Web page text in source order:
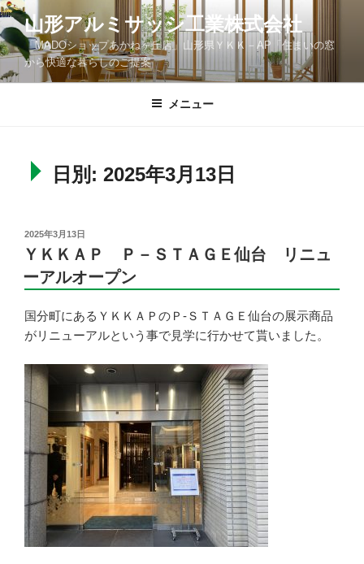
コ
ン
テ
ン
ツ
山形アルミサッシ工業株式会社
「MADOショップあかねヶ丘店」山形県ＹＫＫ－AP「住まいの窓
から快適な暮らしのご提案
メニュー
日別: 2025年3月13日
投
稿
日:
2025年3月13日
ＹＫＫＡＰ Ｐ－ＳＴＡＧＥ仙台 リニュ
ーアルオープン
国分町にあるＹＫＫＡＰのＰ-ＳＴＡＧＥ仙台の展示商品
がリニューアルという事で見学に行かせて貰いました。